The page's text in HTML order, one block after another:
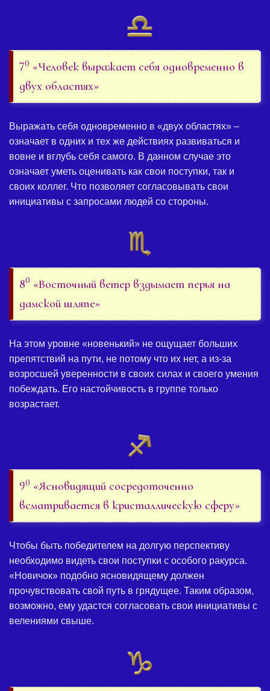
70 «Человек выражает себя одновременно в
двух областях»
Выражать себя одновременно в «двух областях» –
означает в одних и тех же действиях развиваться и
вовне и вглубь себя самого. В данном случае это
означает уметь оценивать как свои поступки, так и
своих коллег. Что позволяет согласовывать свои
инициативы с запросами людей со стороны.
80 «Восточный ветер вздымает перья на
дамской шляпе»
На этом уровне «новенький» не ощущает больших
препятствий на пути, не потому что их нет, а из-за
возросшей уверенности в своих силах и своего умения
побеждать. Его настойчивость в группе только
возрастает.
90 «Ясновидящий сосредоточенно
всматривается в кристаллическую сферу»
Чтобы быть победителем на долгую перспективу
необходимо видеть свои поступки с особого ракурса.
«Новичок» подобно ясновидящему должен
прочувствовать свой путь в грядущее. Таким образом,
возможно, ему удастся согласовать свои инициативы с
велениями свыше.